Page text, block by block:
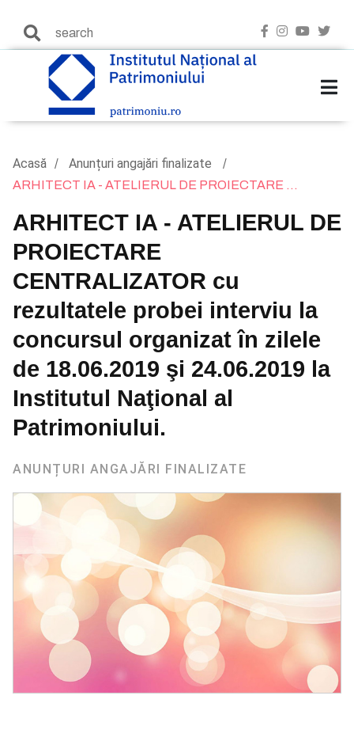
Acasă Anunțuri angajări finalizate
ARHITECT IA - ATELIERUL DE PROIECTARE ...
ARHITECT IA - ATELIERUL DE
PROIECTARE
CENTRALIZATOR cu
rezultatele probei interviu la
concursul organizat în zilele
de 18.06.2019 şi 24.06.2019 la
Institutul Naţional al
Patrimoniului.
ANUNȚURI ANGAJĂRI FINALIZATE